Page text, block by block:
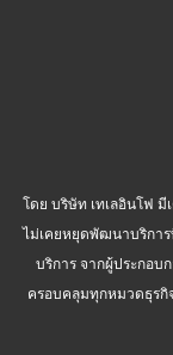
โดย บริษัท เทเลอินโฟ มี
ไม่เคยหยุดพัฒนาบริกา
บริการ จากผู้ประกอบ
ครอบคลุมทุกหมวดธุรกิ